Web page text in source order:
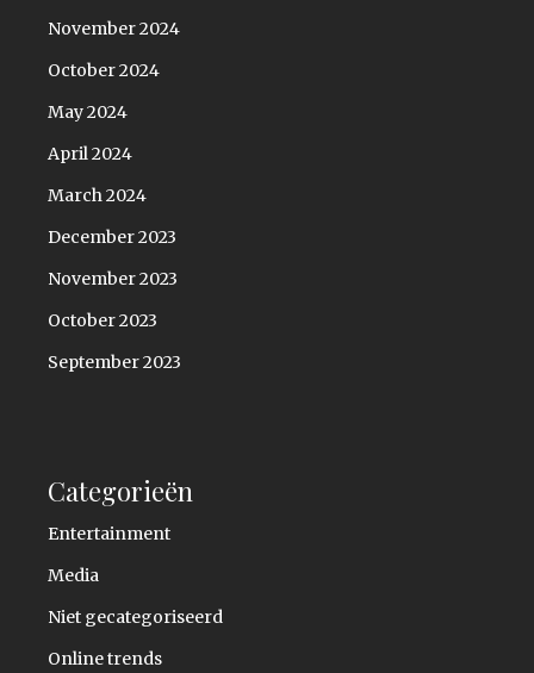
November 2024
October 2024
May 2024
April 2024
March 2024
December 2023
November 2023
October 2023
September 2023
Categorieën
Entertainment
Media
Niet gecategoriseerd
Online trends